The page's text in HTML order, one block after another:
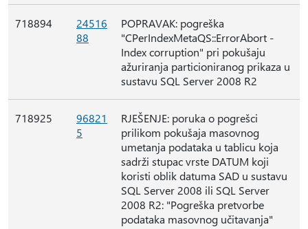
718894
24516
88
POPRAVAK: pogreška
"CPerIndexMetaQS::ErrorAbort -
Index corruption" pri pokušaju
ažuriranja particioniranog prikaza u
sustavu SQL Server 2008 R2
718925
96821
5
RJEŠENJE: poruka o pogrešci
prilikom pokušaja masovnog
umetanja podataka u tablicu koja
sadrži stupac vrste DATUM koji
koristi oblik datuma SAD u sustavu
SQL Server 2008 ili SQL Server
2008 R2: "Pogreška pretvorbe
podataka masovnog učitavanja"